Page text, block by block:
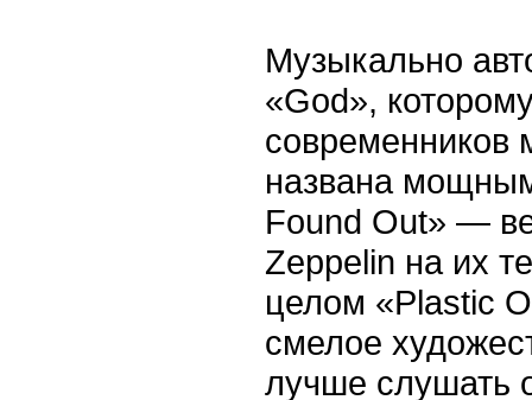
Музыкально
«God»,
современников
названа
Found Out» —
Zeppelin на их
целом «Plastic
смелое
лучше слушать